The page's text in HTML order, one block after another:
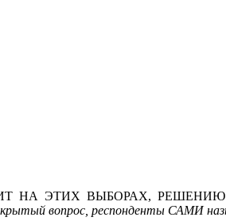
НА ЭТИХ ВЫБОРАХ,
вопрос, респонденты САМИ